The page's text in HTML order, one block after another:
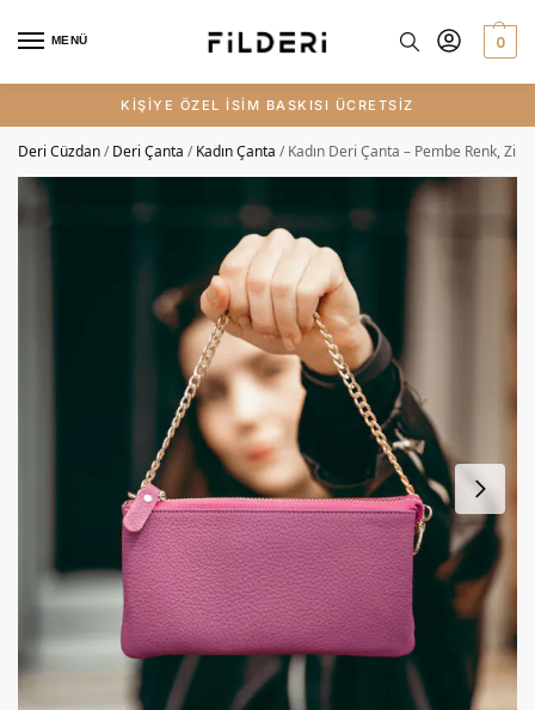
MENÜ 0
KİŞİYE ÖZEL İSİM BASKISI ÜCRETSİZ
Deri Cüzdan/Deri Çanta /Kadın Çanta /Kadın Deri Çanta – Pembe Renk,